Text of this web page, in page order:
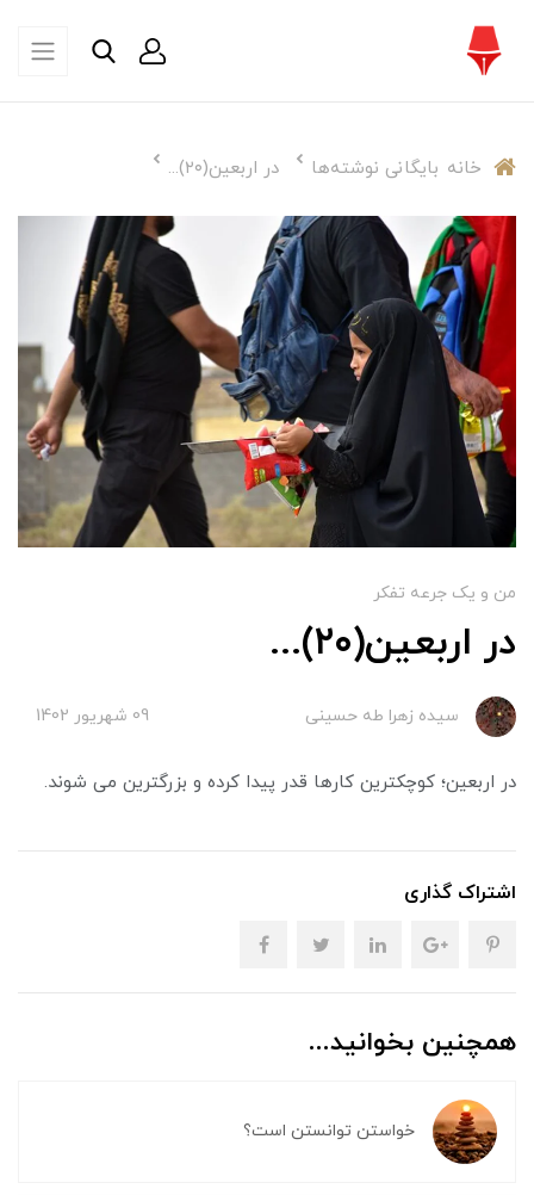
خانه بایگانی نوشته‌ها در اربعین(۲۰)...
من و یک جرعه تفکر
در اربعین(۲۰)...
سیده زهرا طه حسینی 09 شهریور 1402
در اربعین؛ کوچکترین کارها قدر پیدا کرده و بزرگترین می شوند.
اشتراک گذاری
همچنین بخوانید...
خواستن توانستن است؟